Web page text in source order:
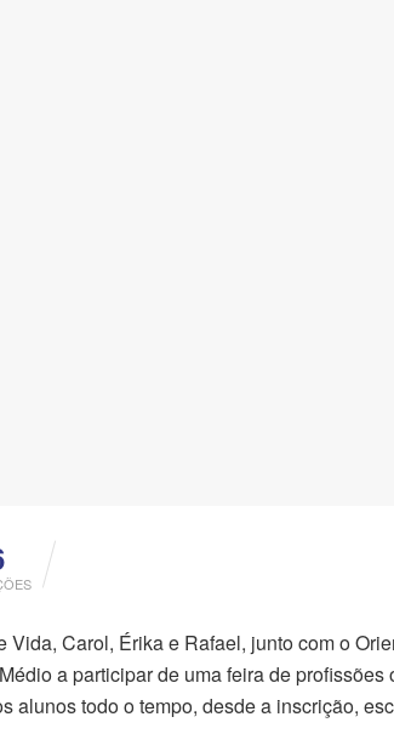
Vida, Carol, Érika e Rafael, junto com o
a participar de uma feira de
alunos todo o tempo, desde a inscrição,